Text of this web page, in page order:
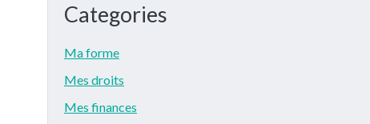
Categories
Ma forme
Mes droits
Mes finances